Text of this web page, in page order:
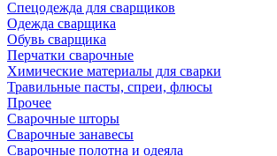
Спецодежда для сварщиков
Одежда сварщика
Обувь сварщика
Перчатки сварочные
Химические материалы для сварки
Травильные пасты, спреи, флюсы
Прочее
Сварочные шторы
Сварочные занавесы
Сварочные полотна и одеяла